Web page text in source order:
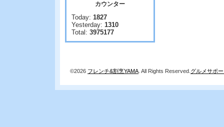
カウンター
Today: 1827
Yesterday: 1310
Total: 3975177
©2026 フレンチ&割烹YAMA . All Rights Reserved. グルメサポ